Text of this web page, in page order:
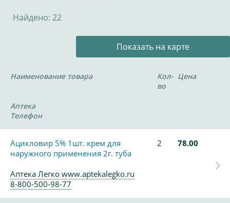
Найдено: 22
Показать на карте
Наименование товара
Кол-
во
Цена
Аптека
Телефон
Ацикловир 5% 1шт. крем для
наружного применения 2г. туба
2 78.00
Аптека Легко www.aptekalegko.ru
8-800-500-98-77